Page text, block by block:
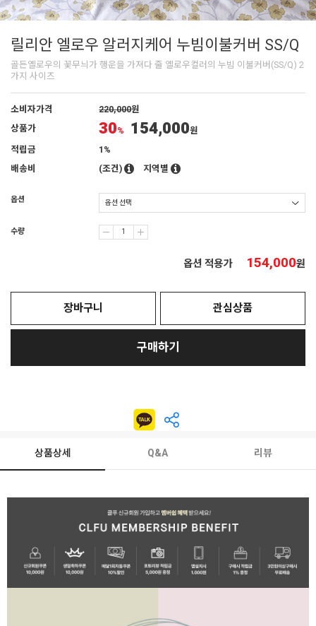
릴리안 엘로우 알러지케어 누빔이불커버 SS/Q
골든옐로우의 꽃무늬가 행운을 가져다 줄 옐로우컬러의 누빔 이불커버(SS/Q) 2
가지 사이즈
소비자가격 220,000원
상품가
30% 154,000원
적립금
1%
배송비
(조건) 지역별
옵션
수량
옵션 적용가 154,000원
장바구니 관심상품
구매하기
상품상세 Q&A 리뷰